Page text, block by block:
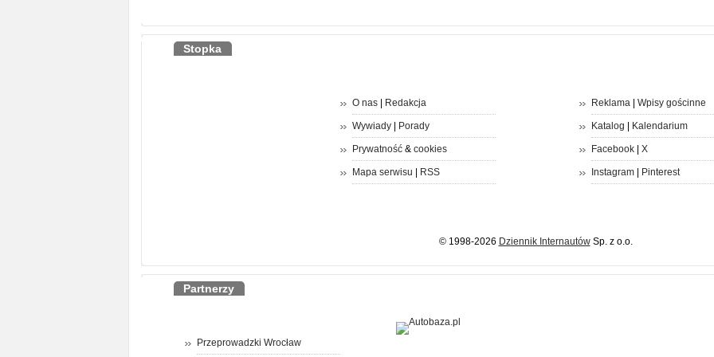
Stopka
O nas| Redakcja
Wywiady| Porady
Prywatność& cookies
Mapa serwisu RSS
Reklama| Wpisy gościnne
Katalog Kalendarium
Facebook| X
Instagram| Pinterest
© 1998-2026 Dziennik InternautówSp. z o.o.
Partnerzy
Przeprowadzki Wrocław